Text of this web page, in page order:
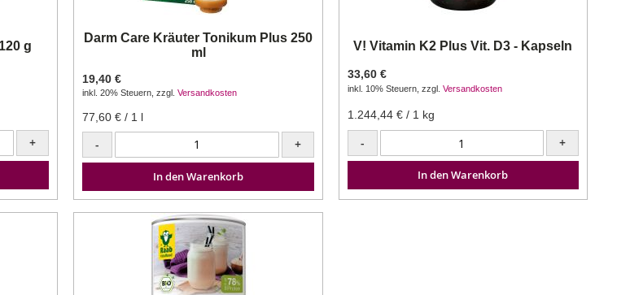
g
+
Darm Care Kräuter Tonikum Plus 250
ml
19,40 €
inkl. 20% Steuern ,zzgl.Versandkosten
77,60 € / 1 l
- +
In den Warenkorb
V! Vitamin K2 Plus Vit. D3 - Kapseln
33,60 €
inkl. 10% Steuern, zzgl. Versandkosten
1.244,44 €/ 1 kg
- +
In den Warenkorb